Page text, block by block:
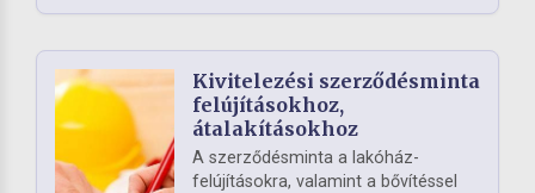
Kivitelezési szerződésminta
felújításokhoz,
átalakításokhoz
A szerződésminta a lakóház-
felújításokra, valamint a bővítéssel